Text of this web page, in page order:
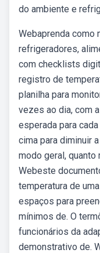
do ambiente e
Webaprenda como
refrigeradores,
com checklists
registro de
planilha para
vezes ao dia, com
esperada para
cima para diminuir
modo geral, quanto
Webeste
temperatura de
espaços para
mínimos de. O
funcionários da
demonstrativo de.